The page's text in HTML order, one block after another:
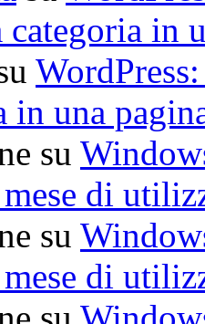
categoria in
in una
su
di
su
di